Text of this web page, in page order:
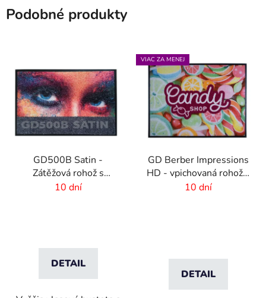
Podobné produkty
GD500B Satin -
Zátěžová rohož s
digitálnou potlačou a
10 dní
DETAIL
VIAC ZA MENEJ
GD Berber Impressions
HD - vpichovaná rohož s
logom
10 dní
DETAIL